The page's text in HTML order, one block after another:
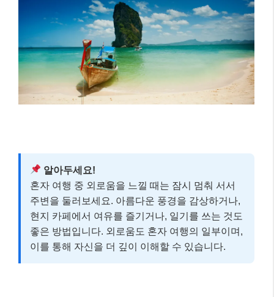
알아두세요!
혼자 여행 중 외로움을 느낄 때는 잠시 멈춰 서서
주변을 둘러보세요. 아름다운 풍경을 감상하거나,
현지 카페에서 여유를 즐기거나, 일기를 쓰는 것도
좋은 방법입니다. 외로움도 혼자 여행의 일부이며,
이를 통해 자신을 더 깊이 이해할 수 있습니다.